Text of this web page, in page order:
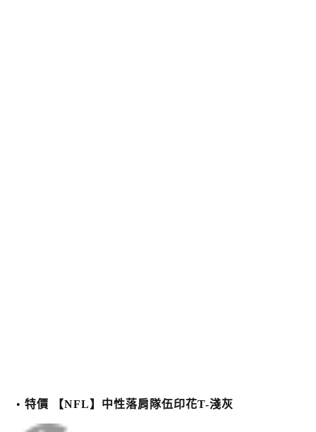
特價 【NFL】中性落肩隊伍印花T-淺灰